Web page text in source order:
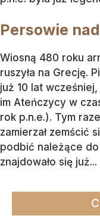
Persowie
Wiosną 480 roku
ruszyła na Grecję.
już 10 lat
im Ateńczycy w
rok p.n.e.). Tym
zamierzał zemścić
podbić należące do
znajdowało się już...